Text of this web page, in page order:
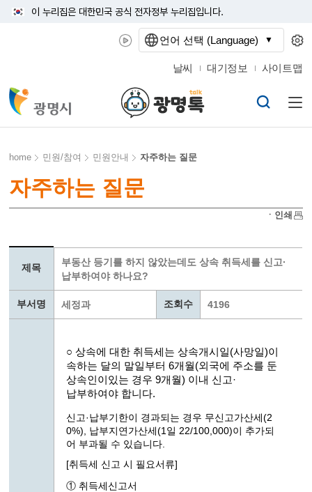
이 누리집은 대한민국 공식 전자정부 누리집입니다.
날씨 대기정보 사이트맵
home 민원/참여 민원안내 자주하는 질문
자주하는 질문
ㆍ인쇄
제목
부동산 등기를 하지 않았는데도 상속 취득세를 신고·
납부하여야 하나요?
부서명 세정과 조회수 4196
○ 상속에 대한 취득세는 상속개시일(사망일)이
속하는 달의 말일부터 6개월(외국에 주소를 둔
상속인이있는 경우 9개월) 이내 신고·
납부하여야 합니다.
신고·납부기한이 경과되는 경우 무신고가산세(2
0%), 납부지연가산세(1일 22/100,000)이 추가되
어 부과될 수 있습니다.
[취득세 신고 시 필요서류]
① 취득세신고서
언어 선택 (Language)